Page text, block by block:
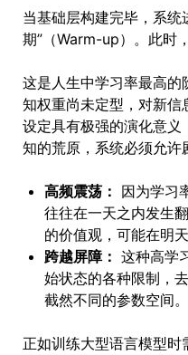
当基础层构建完毕，系统
期”（Warm-up）。此时
这是人生中学习率最高的
知权重尚未定型，对新信
设定具有极强的演化意义
知的荒原，系统必须允许
高频震荡： 因为学习
往往在一天之内发生
的价值观，可能在明
跨越屏障： 这种高学
始状态的各种限制，
截然不同的参数空间。
正如训练大型语言模型